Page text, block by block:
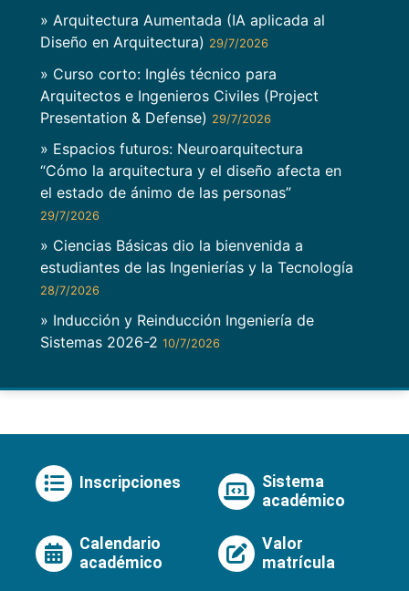
» Arquitectura Aumentada (IA aplicada al
Diseño en Arquitectura) 29/7/2026
» Curso corto: Inglés técnico para
Arquitectos e Ingenieros Civiles (Project
Presentation & Defense) 29/7/2026
» Espacios futuros: Neuroarquitectura
“Cómo la arquitectura y el diseño afecta en
el estado de ánimo de las personas”
29/7/2026
» Ciencias Básicas dio la bienvenida a
estudiantes de las Ingenierías y la Tecnología
28/7/2026
» Inducción y Reinducción Ingeniería de
Sistemas 2026-2 10/7/2026
Inscripciones
Sistema
académico
Calendario
académico
Valor
matrícula